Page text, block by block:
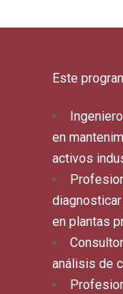
Este
en
activos
en plantas
análisis de